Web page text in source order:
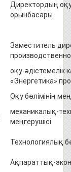
Директордың
орынбасары
Заместитель
оқу-әдістемелік
«Энергетика»
Оқу бөлімінің
механикалық-
меңгерушісі
Технологиялық
Ақпараттық-